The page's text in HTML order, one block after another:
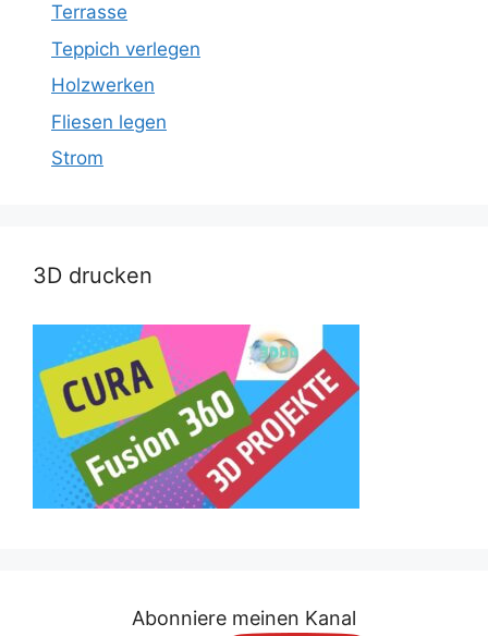
Terrasse
Teppich verlegen
Holzwerken
Fliesen legen
Strom
3D drucken
Abonniere meinen Kanal